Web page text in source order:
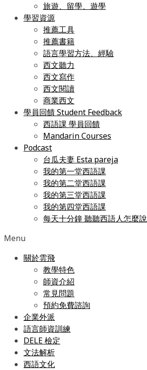
旅遊、留學、遊學
學習資源
推薦工具
推薦書籍
語言學習方法、經驗
西文聽力
西文寫作
西文閱讀
商業西文
學員回饋 Student Feedback
西語課 學員回饋
Mandarin Courses
Podcast
台瓜夫妻 Esta pareja
我的第一堂西語課
我的第二堂西語課
我的第三堂西語課
我的第四堂西語課
每天十分鐘 聽聽西語人怎麼說
Menu
關於雲飛
教學特色
師資介紹
常見問題
預約免費諮詢
企業外派
語言師資訓練
DELE 檢定
文法解析
西語文化